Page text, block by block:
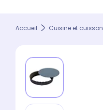
Accueil Cuisine et cuisson